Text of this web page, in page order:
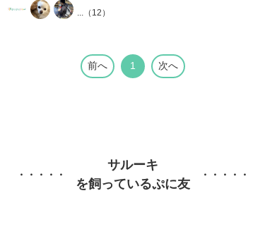
...（ 12 ）
前へ 1 次へ
サルーキ
を飼っているぷに友